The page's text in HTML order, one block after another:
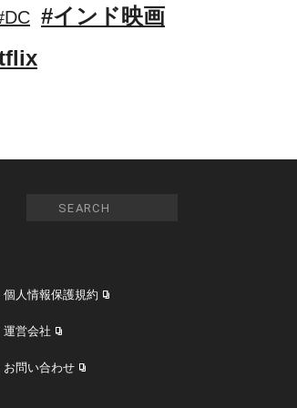
#インド映画
個人情報保護規約
運営会社
お問い合わせ